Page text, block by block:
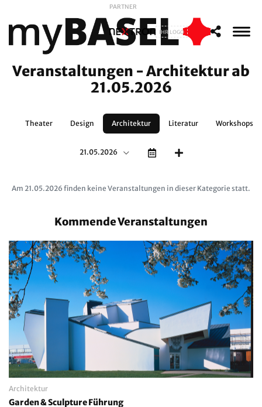
PARTNER
IHR LOGO
Veranstaltungen - Architektur ab
21.05.2026
Theater Design Architektur Literatur Workshops
21.05.2026
Am 21.05.2026 finden keine Veranstaltungen in dieser Kategorie statt.
Kommende Veranstaltungen
Architektur
Garden & Sculpture Führung